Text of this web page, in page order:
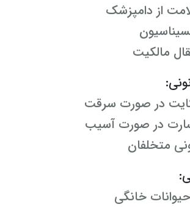
از دامپزشک
مالکیت
در صورت سرقت
در صورت آسیب
متخلفان
خانگی